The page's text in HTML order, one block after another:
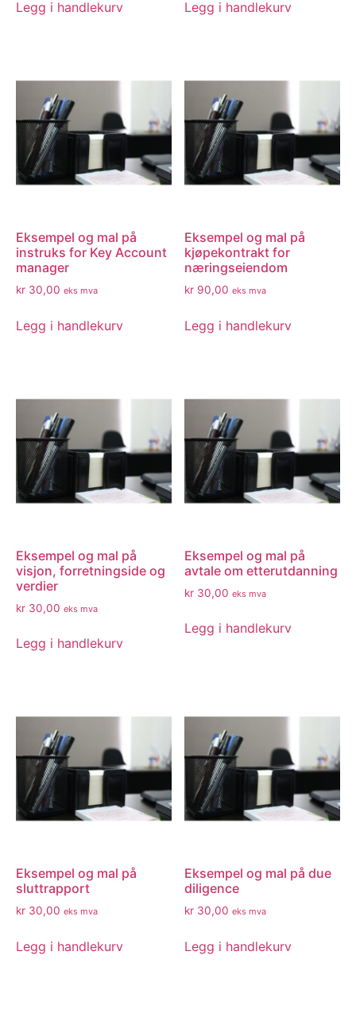
Legg i handlekurv Legg i handlekurv
Eksempel og mal på
instruks for Key Account
manager
kr 30,00 eks mva
Legg i handlekurv
Eksempel og mal på
kjøpekontrakt for
næringseiendom
kr 90,00 eks mva
Legg i handlekurv
Eksempel og mal på
visjon, forretningside og
verdier
kr 30,00 eks mva
Legg i handlekurv
Eksempel og mal på
avtale om etterutdanning
kr 30,00 eks mva
Legg i handlekurv
Eksempel og mal på
sluttrapport
kr 30,00 eks mva
Legg i handlekurv
Eksempel og mal på due
diligence
kr 30,00 eks mva
Legg i handlekurv